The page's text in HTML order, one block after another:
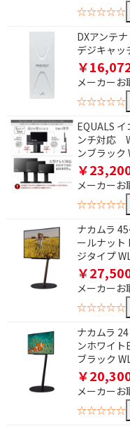
☆☆☆☆☆
DXアンテ
デジキャッ
￥
メーカーお
☆☆☆☆☆
EQUALS
ンチ対応
ンブラック
￥
メーカーお
☆☆☆☆☆
ナカムラ
ールナット
ジタイプ
￥
メーカーお
☆☆☆☆☆
ナカムラ
ンホワイト
ブラック
￥
メーカーお
☆☆☆☆☆
防水機能なし
サイズで絞り
70V型以上 （12畳
49～55V型（6～8
30～39V型（～4.5
19V型以下
インターフェ
USB-A(3.0対応)
長さで絞り込
1.0m～1.5m未
2m～3m未満
5m～7m未満
10m～15m未満
0.3m未満